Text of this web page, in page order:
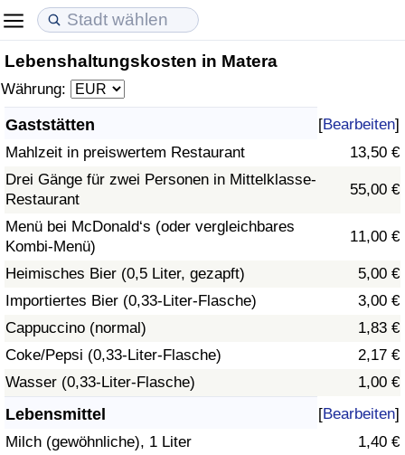
Lebenshaltungskosten in Matera
Währung:
Gaststätten [Bearbeiten]
Mahlzeit in preiswertem Restaurant
13,50 €
Drei Gänge für zwei Personen in Mittelklasse-
Restaurant
55,00 €
Menü bei McDonald‘s (oder vergleichbares
Kombi-Menü)
11,00 €
Heimisches Bier (0,5 Liter, gezapft)
5,00 €
Importiertes Bier (0,33-Liter-Flasche)
3,00 €
Cappuccino (normal)
1,83 €
Coke/Pepsi (0,33-Liter-Flasche)
2,17 €
Wasser (0,33-Liter-Flasche)
1,00 €
Lebensmittel [Bearbeiten]
Milch (gewöhnliche), 1 Liter
1,40 €
Lebenshaltungskosten
Lebenshaltungskosten-Index (aktuell)
Lebenshaltungskosten-Index
Lebenshaltungskosten-Index nach Land
in Akaba
Immobilienpreise
Immobilienpreis-Index (aktuell)
Immobilienpreis-Index
Immobilienpreis-Index nach Land
Lebensqualität
Lebensqualität-Index
Lebensqualität-Index (aktuell)
Lebensqualitätsindex nach Land
Kriminalität
Kriminalitäts-Index (aktuell)
Kriminalitäts-Index
Kriminalitätsindex nach Land
Gesundheitsversorgung